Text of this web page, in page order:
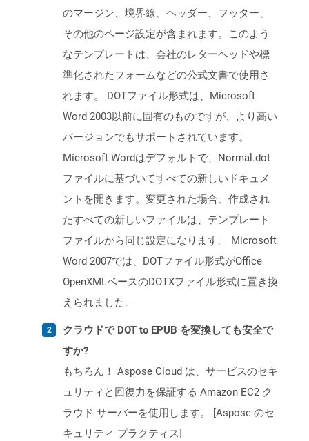
のマージン、境界線、ヘッダー、フッター、
その他のページ設定が含まれます。このよう
なテンプレートは、会社のレターヘッドや標
準化されたフォームなどの公式文書で使用さ
れます。 DOTファイル形式は、Microsoft
Word 2003以前に固有のものですが、より高い
バージョンでもサポートされています。
Microsoft Wordはデフォルトで、Normal.dot
ファイルに基づいてすべての新しいドキュメ
ントを開きます。変更された場合、作成され
たすべての新しいファイルは、テンプレート
ファイルから同じ設定になります。 Microsoft
Word 2007では、DOTファイル形式がOffice
OpenXMLベースのDOTXファイル形式に置き換
えられました。
クラウドで DOT to EPUB を変換しても安全で
すか?
もちろん！ Aspose Cloud は、サービスのセキ
ュリティと回復力を保証する Amazon EC2 ク
ラウド サーバーを使用します。 [Aspose のセ
キュリティ プラクティス]